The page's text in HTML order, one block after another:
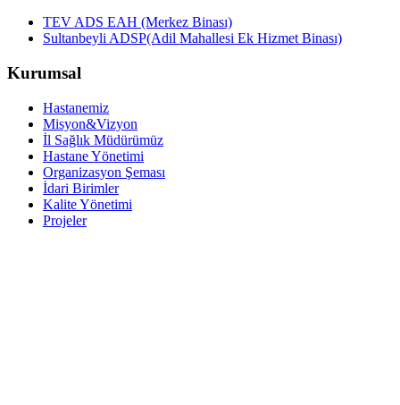
TEV ADS EAH (Merkez Binası)
Sultanbeyli ADSP(Adil Mahallesi Ek Hizmet Binası)
Kurumsal
Hastanemiz
Misyon&Vizyon
İl Sağlık Müdürümüz
Hastane Yönetimi
Organizasyon Şeması
İdari Birimler
Kalite Yönetimi
Projeler